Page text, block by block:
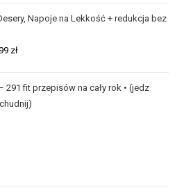
Napoje na Lekkość + redukcja bez
zł
291 fit przepisów na cały rok • (jedz